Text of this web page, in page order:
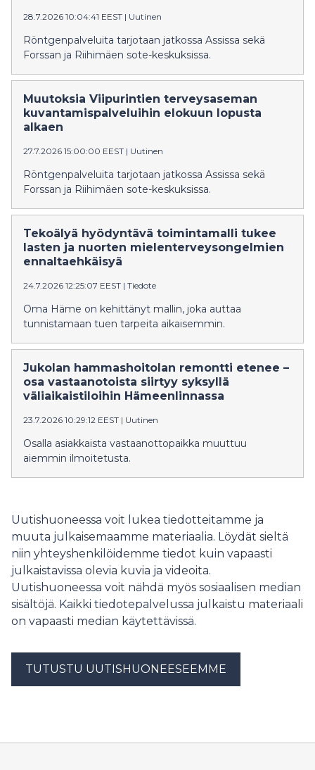
28.7.2026 10:04:41 EEST | Uutinen
Röntgenpalveluita tarjotaan jatkossa Assissa sekä
Forssan ja Riihimäen sote-keskuksissa.
Muutoksia Viipurintien terveysaseman
kuvantamispalveluihin elokuun lopusta
alkaen
27.7.2026 15:00:00 EEST | Uutinen
Röntgenpalveluita tarjotaan jatkossa Assissa sekä
Forssan ja Riihimäen sote-keskuksissa.
Tekoälyä hyödyntävä toimintamalli tukee
lasten ja nuorten mielenterveysongelmien
ennaltaehkäisyä
24.7.2026 12:25:07 EEST | Tiedote
Oma Häme on kehittänyt mallin, joka auttaa
tunnistamaan tuen tarpeita aikaisemmin.
Jukolan hammashoitolan remontti etenee –
osa vastaanotoista siirtyy syksyllä
väliaikaistiloihin Hämeenlinnassa
23.7.2026 10:29:12 EEST | Uutinen
Osalla asiakkaista vastaanottopaikka muuttuu
aiemmin ilmoitetusta.
Uutishuoneessa voit lukea tiedotteitamme ja
muuta julkaisemaamme materiaalia. Löydät sieltä
niin yhteyshenkilöidemme tiedot kuin vapaasti
julkaistavissa olevia kuvia ja videoita.
Uutishuoneessa voit nähdä myös sosiaalisen median
sisältöjä. Kaikki tiedotepalvelussa julkaistu materiaali
on vapaasti median käytettävissä.
TUTUSTU UUTISHUONEESEEMME